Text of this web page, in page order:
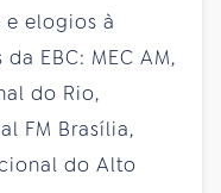
e elogios à
EBC: MEC AM,
do Rio,
FM Brasília,
do Alto